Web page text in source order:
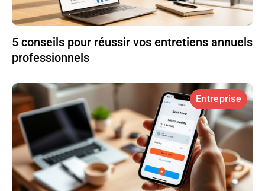
5 conseils pour réussir vos entretiens annuels
professionnels
Entreprise